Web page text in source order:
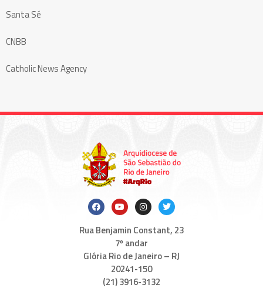
Santa Sé
CNBB
Catholic News Agency
Rua Benjamin Constant, 23
7º andar
Glória Rio de Janeiro – RJ
20241-150
(21) 3916-3132